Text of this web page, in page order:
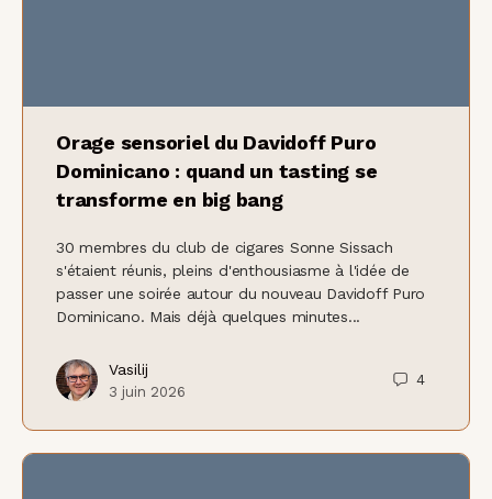
Orage sensoriel du Davidoff Puro
Dominicano : quand un tasting se
transforme en big bang
30 membres du club de cigares Sonne Sissach
s'étaient réunis, pleins d'enthousiasme à l'idée de
passer une soirée autour du nouveau Davidoff Puro
Dominicano. Mais déjà quelques minutes...
Vasilij
3 juin 2026
4